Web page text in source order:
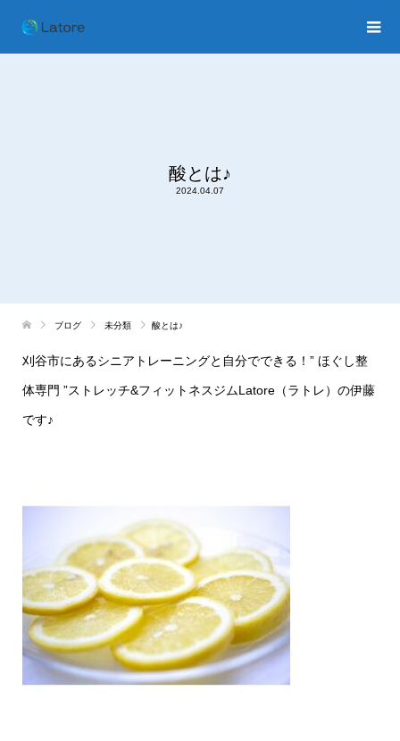
酸とは♪
2024.04.07
ブログ 未分類 酸とは♪
刈谷市にあるシニアトレーニングと自分でできる！” ほぐし整
体専門 ”ストレッチ&フィットネスジムLatore（ラトレ）の伊藤
です♪